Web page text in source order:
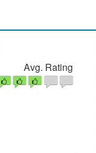
Avg. Rating